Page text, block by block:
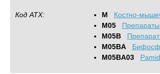
Код АТХ: M
Костно-
M05
Препараты
M05B
M05BA
M05BA03